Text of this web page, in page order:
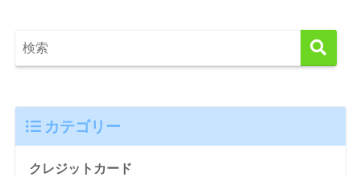
カテゴリー
クレジットカード